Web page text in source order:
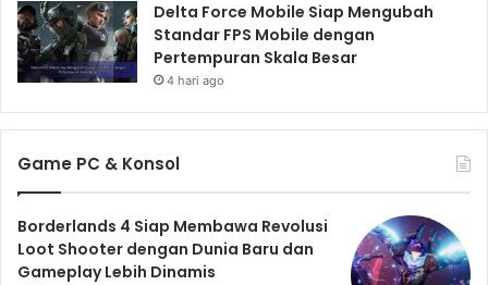
Delta Force Mobile Siap Mengubah
Standar FPS Mobile dengan
Pertempuran Skala Besar
4 hari ago
Game PC & Konsol
Borderlands 4 Siap Membawa Revolusi
Loot Shooter dengan Dunia Baru dan
Gameplay Lebih Dinamis